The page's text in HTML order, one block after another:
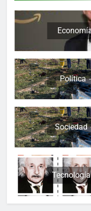
Perú , Ecuador,
y reuniones de
una sola foto
Política
Sociedad
Tecnología